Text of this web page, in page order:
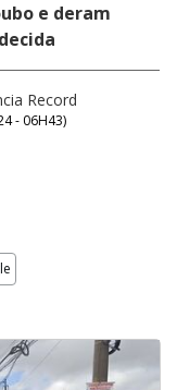
e deram
Record
- 06H43)